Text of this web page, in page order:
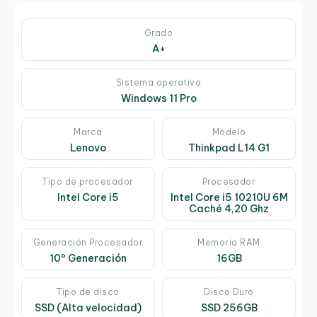
Grado
A+
Sistema operativo
Windows 11 Pro
Marca
Lenovo
Modelo
Thinkpad L14 G1
Tipo de procesador
Intel Core i5
Procesador
Intel Core i5 10210U 6M
Caché 4,20 Ghz
Generación Procesador
10º Generación
Memoria RAM
16GB
Tipo de disco
SSD (Alta velocidad)
Disco Duro
SSD 256GB